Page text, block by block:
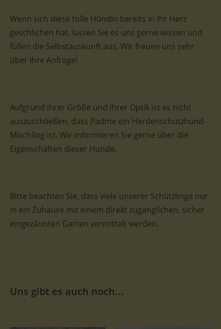
Wenn sich diese tolle Hündin bereits in Ihr Herz
geschlichen hat, lassen Sie es uns gerne wissen und
füllen die Selbstauskunft aus. Wir freuen uns sehr
über Ihre Anfrage!
Aufgrund ihrer Größe und ihrer Optik ist es nicht
auszuschließen, dass Padme ein Herdenschutzhund-
Mischling ist. Wir informieren Sie gerne über die
Eigenschaften dieser Hunde.
Bitte beachten Sie, dass viele unserer Schützlinge nur
in ein Zuhause mit einem direkt zugänglichen, sicher
eingezäunten Garten vermittelt werden.
Uns gibt es auch noch...